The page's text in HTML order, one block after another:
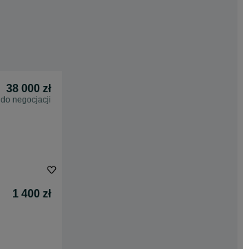
38 000 zł
do negocjacji
1 400 zł